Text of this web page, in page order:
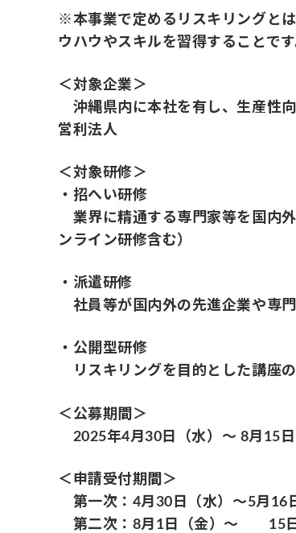
※本事業で定めるリスキリングと
ウハウやスキルを習得することです
＜対象企業＞
沖縄県内に本社を有し、生産性
営利法人
＜対象研修＞
・招へい研修
業界に精通する専門家等を国内
ンライン研修含む）
・派遣研修
社員等が国内外の先進企業や専
・公開型研修
リスキリングを目的とした講座
＜公募期間＞
2025年4月30日（水）～ 8月15日
＜申請受付期間＞
第一次：4月30日（水）～5月
第二次：8月1日（金）～ 15